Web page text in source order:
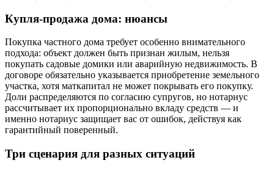
Купля-продажа дома: нюансы
Покупка частного дома требует особенно внимательного
подхода: объект должен быть признан жилым, нельзя
покупать садовые домики или аварийную недвижимость. В
договоре обязательно указывается приобретение земельного
участка, хотя маткапитал не может покрывать его покупку.
Доли распределяются по согласию супругов, но нотариус
рассчитывает их пропорционально вкладу средств — и
именно нотариус защищает вас от ошибок, действуя как
гарантийный поверенный.
Три сценария для разных ситуаций